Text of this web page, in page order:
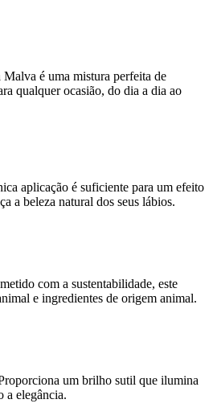
Malva é uma mistura perfeita de
qualquer ocasião, do dia a dia ao
aplicação é suficiente para um efeito
a beleza natural dos seus lábios.
com a sustentabilidade, este
e ingredientes de origem animal.
um brilho sutil que ilumina
a elegância.